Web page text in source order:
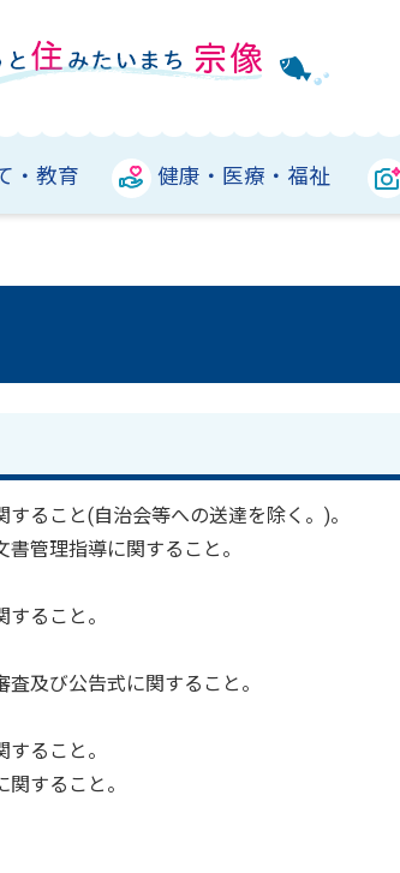
・教育 健康・医療・福祉
ること(自治会等への送達を除く。)。
管理指導に関すること。
ること。
及び公告式に関すること。
ること。
すること。